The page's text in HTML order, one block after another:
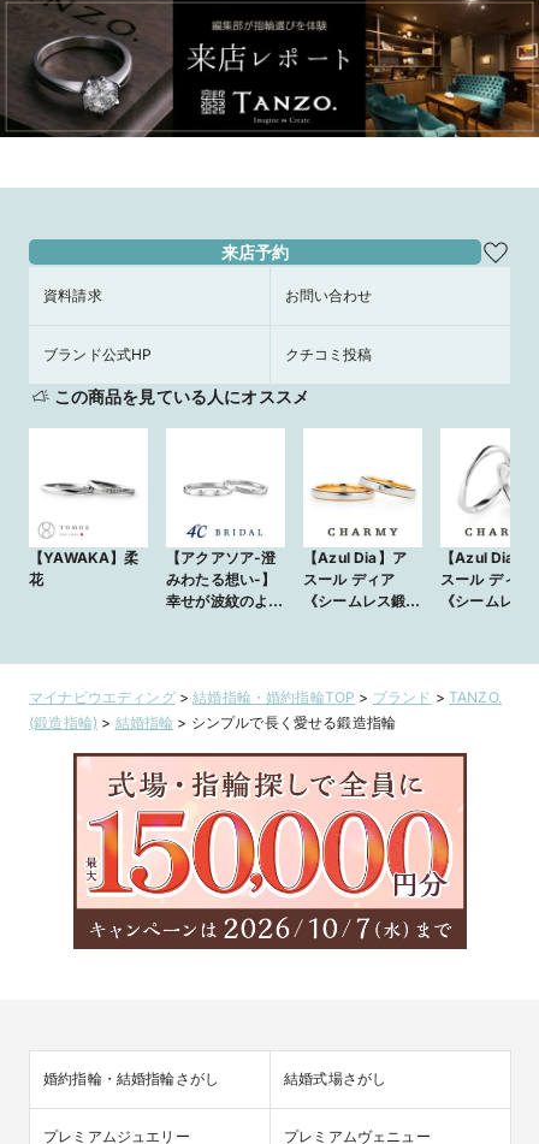
来店予約
資料請求 お問い合わせ
ブランド公式HP クチコミ投稿
この商品を見ている人にオススメ
【YAWAKA】柔
花
【アクアソア-澄
みわたる想い-】
幸せが波紋のよう
【Azul Dia】ア
スール ディア
《シームレス鍛造
PT/PGコンビ
【Azul Dia】
スール ディア
《シームレス
チナ・ブルー
マイナビウエディング>結婚指輪・婚約指輪TOP > ブランド > TANZO.
(鍛造指輪) > 結婚指輪 > シンプルで長く愛せる鍛造指輪
婚約指輪・結婚指輪さがし 結婚式場さがし
プレミアムジュエリー プレミアムヴェニュー